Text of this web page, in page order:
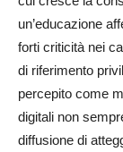
un’educazione
forti criticità nei
di riferimento
percepito come
digitali non
diffusione di